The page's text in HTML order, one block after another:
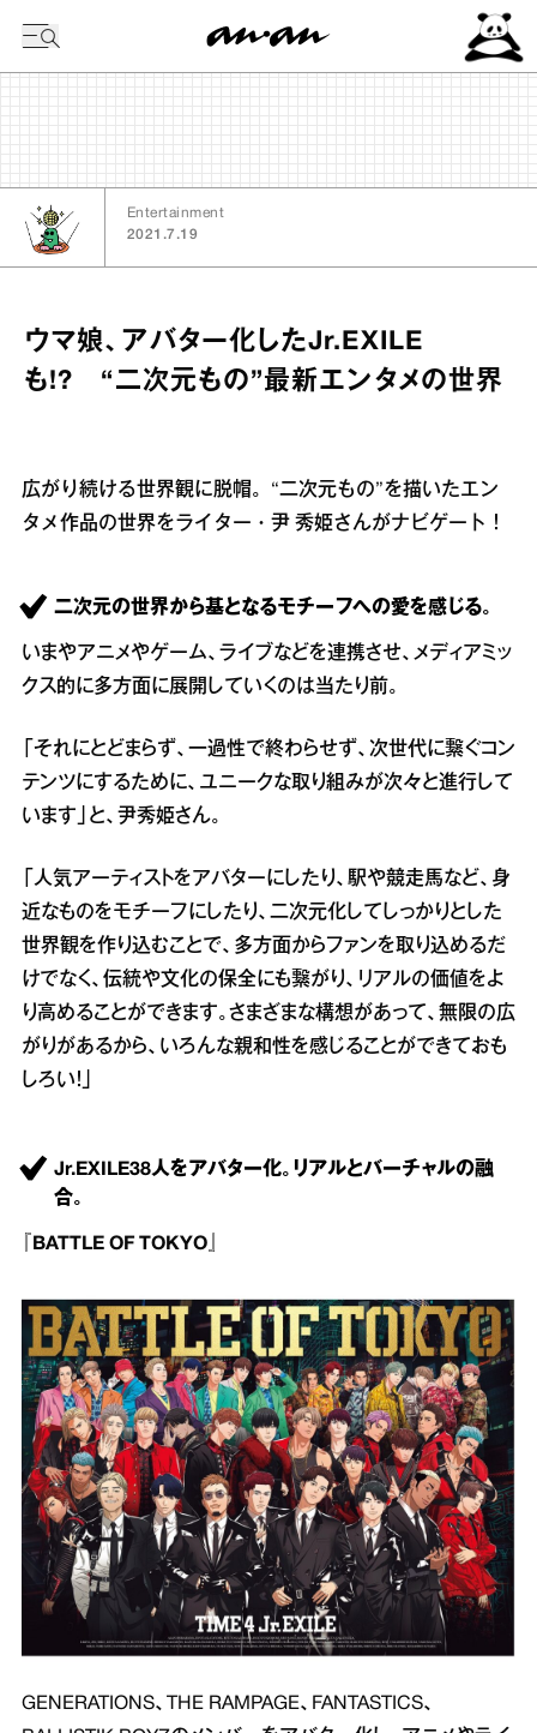
Entertainment
2021.7.19
ウマ娘、アバター化したJr.EXILE
も!? “二次元もの”最新エンタメの世界
広がり続ける世界観に脱帽。“二次元もの”を描いたエン
タメ作品の世界をライター・尹 秀姫さんがナビゲート！
二次元の世界から基となるモチーフへの愛を感じる。
いまやアニメやゲーム、ライブなどを連携させ、メディアミッ
クス的に多方面に展開していくのは当たり前。
「それにとどまらず、一過性で終わらせず、次世代に繋ぐコン
テンツにするために、ユニークな取り組みが次々と進行して
います」と、尹秀姫さん。
「人気アーティストをアバターにしたり、駅や競走馬など、身
近なものをモチーフにしたり、二次元化してしっかりとした
世界観を作り込むことで、多方面からファンを取り込めるだ
けでなく、伝統や文化の保全にも繋がり、リアルの価値をよ
り高めることができます。さまざまな構想があって、無限の広
がりがあるから、いろんな親和性を感じることができておも
しろい！」
Jr.EXILE38人をアバター化。リアルとバーチャルの融
合。
『BATTLE OF TOKYO』
GENERATIONS、THE RAMPAGE、FANTASTICS、